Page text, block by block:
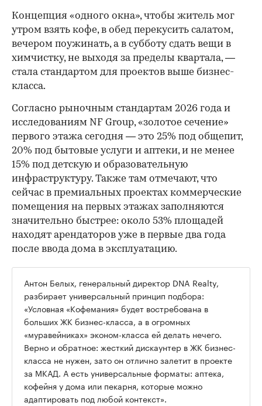
Концепция «одного окна», чтобы житель мог
утром взять кофе, в обед перекусить салатом,
вечером поужинать, а в субботу сдать вещи в
химчистку, не выходя за пределы квартала, —
стала стандартом для проектов выше бизнес-
класса.
Согласно рыночным стандартам 2026 года и
исследованиям NF Group, «золотое сечение»
первого этажа сегодня — это 25% под общепит,
20% под бытовые услуги и аптеки, и не менее
15% под детскую и образовательную
инфраструктуру. Также там отмечают, что
сейчас в премиальных проектах коммерческие
помещения на первых этажах заполняются
значительно быстрее: около 53% площадей
находят арендаторов уже в первые два года
после ввода дома в эксплуатацию.
Антон Белых, генеральный директор DNA Realty,
разбирает универсальный принцип подбора:
«Условная «Кофемания» будет востребована в
больших ЖК бизнес-класса, а в огромных
«муравейниках» эконом-класса ей делать нечего.
Верно и обратное: жесткий дискаунтер в ЖК бизнес-
класса не нужен, зато он отлично залетит в проекте
за МКАД. А есть универсальные форматы: аптека,
кофейня у дома или пекарня, которые можно
адаптировать под любой контекст».